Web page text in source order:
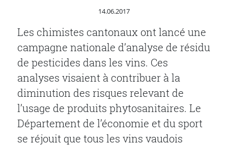
Publié le
14.06.2017
Les chimistes cantonaux ont lancé une
campagne nationale d’analyse de résidu
de pesticides dans les vins. Ces
analyses visaient à contribuer à la
diminution des risques relevant de
l’usage de produits phytosanitaires. Le
Département de l’économie et du sport
se réjouit que tous les vins vaudois